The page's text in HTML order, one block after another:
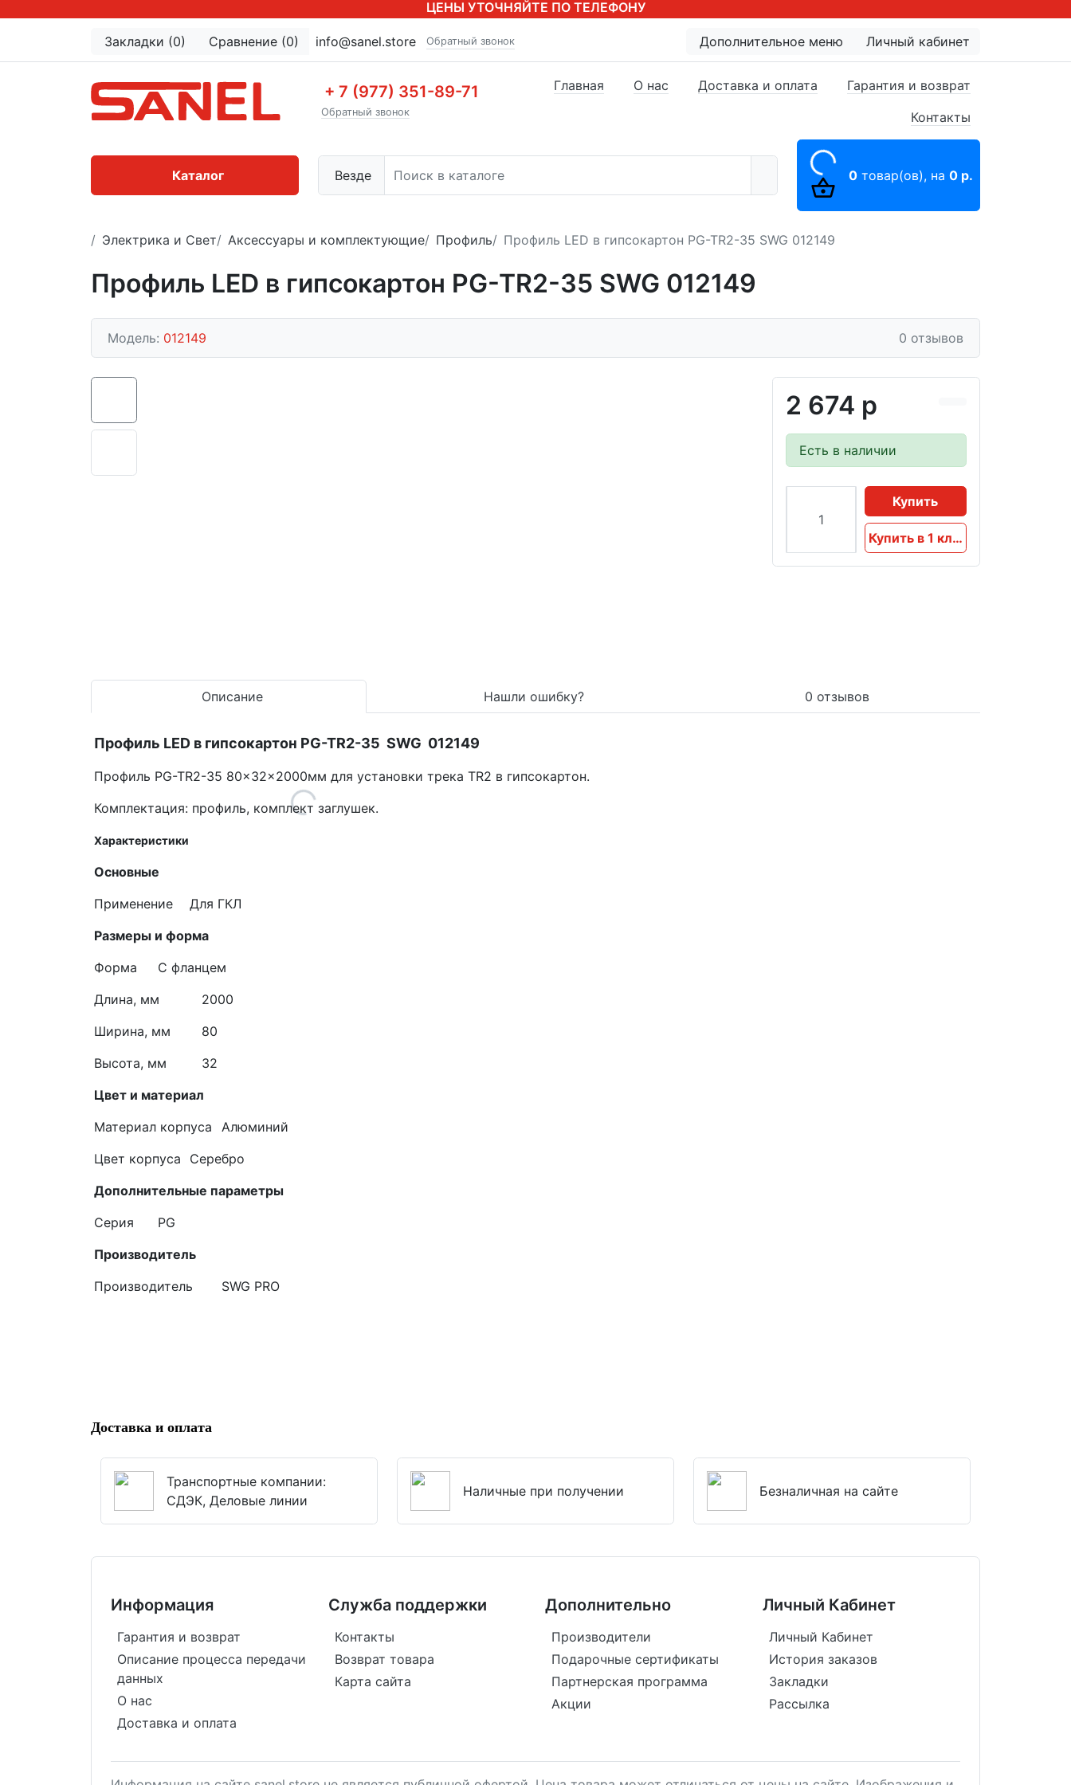
ЦЕНЫ УТОЧНЯЙТЕ ПО ТЕЛЕФОНУ
Закладки (0) Сравнение (0) info@sanel.store Обратный звонок Дополнительное меню Личный кабинет
+ 7 (977) 351-89-71
Обратный звонок
Везде
Главная О нас Доставка и оплата
Гарантия и возврат
Контакты
0 товар(ов), на 0 р.
Каталог
Электрика и Свет Аксессуары и комплектующие Профиль Профиль LED в гипсокартон PG-TR2-35 SWG 012149
Профиль LED в гипсокартон PG-TR2-35 SWG 012149
Модель: 012149 0 отзывов
2 674 р
Есть в наличии
Купить
Купить в 1 клик
Описание Нашли ошибку? 0 отзывов
Профиль LED в гипсокартон PG-TR2-35 SWG 012149
Профиль PG-TR2-35 80x32x2000мм для установки трека TR2 в гипсокартон.
Комплектация: профиль, комплект заглушек.
Характеристики
Основные
Применение
Для ГКЛ
Размеры и форма
Форма
С фланцем
Длина, мм
2000
Ширина, мм
80
Высота, мм
32
Цвет и материал
Материал корпуса
Алюминий
Цвет корпуса
Серебро
Дополнительные параметры
Серия
PG
Производитель
Производитель
SWG PRO
Доставка и оплата
Транспортные компании:
СДЭК, Деловые линии
Наличные при получении Безналичная на сайте
Информация
Гарантия и возврат
Описание процесса передачи
данных
О нас
Доставка и оплата
Служба поддержки
Контакты
Возврат товара
Карта сайта
Дополнительно
Производители
Подарочные сертификаты
Партнерская программа
Акции
Личный Кабинет
Личный Кабинет
История заказов
Закладки
Рассылка